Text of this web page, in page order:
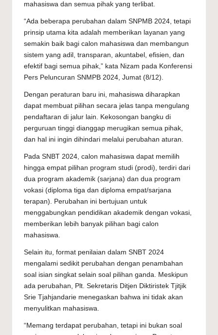
mahasiswa dan semua pihak yang terlibat.
“Ada beberapa perubahan dalam SNPMB 2024, tetapi
prinsip utama kita adalah memberikan layanan yang
semakin baik bagi calon mahasiswa dan membangun
sistem yang adil, transparan, akuntabel, efisien, dan
efektif bagi semua pihak,” kata Nizam pada Konferensi
Pers Peluncuran SNMPB 2024, Jumat (8/12).
Dengan peraturan baru ini, mahasiswa diharapkan
dapat membuat pilihan secara jelas tanpa mengulang
pendaftaran di jalur lain. Kekosongan bangku di
perguruan tinggi dianggap merugikan semua pihak,
dan hal ini ingin dihindari melalui perubahan aturan.
Pada SNBT 2024, calon mahasiswa dapat memilih
hingga empat pilihan program studi (prodi), terdiri dari
dua program akademik (sarjana) dan dua program
vokasi (diploma tiga dan diploma empat/sarjana
terapan). Perubahan ini bertujuan untuk
menggabungkan pendidikan akademik dengan vokasi,
memberikan lebih banyak pilihan bagi calon
mahasiswa.
Selain itu, format penilaian dalam SNBT 2024
mengalami sedikit perubahan dengan penambahan
soal isian singkat selain soal pilihan ganda. Meskipun
ada perubahan, Plt. Sekretaris Ditjen Diktiristek Tjitjik
Srie Tjahjandarie menegaskan bahwa ini tidak akan
menyulitkan mahasiswa.
“Memang terdapat perubahan, tetapi ini bukan soal